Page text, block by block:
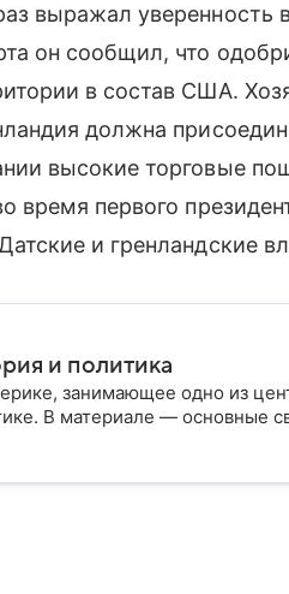
выражал уверенность
он сообщил, что
в состав США.
должна
высокие торговые
время первого
и гренландские
и политика
занимающее одно из
В материале — основные